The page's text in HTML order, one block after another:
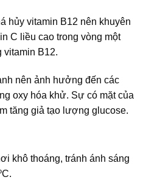
hủy vitamin B12 nên khuyên
C liều cao trong vòng một
vitamin B12.
nên ảnh hưởng đến các
oxy hóa khử. Sự có mặt của
tăng giả tạo lượng glucose.
khô thoáng, tránh ánh sáng